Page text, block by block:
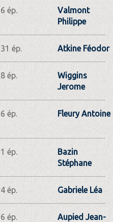
6 ép.
Valmont
Philippe
31 ép. Atkine Féodor
8 ép.
Wiggins
Jerome
6 ép. Fleury Antoine
1 ép.
Bazin
Stéphane
4 ép. Gabriele Léa
6 ép.
Aupied Jean-